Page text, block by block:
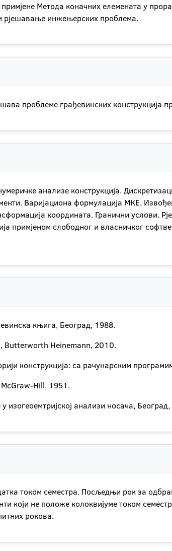
Метода коначних елемената у
рјешавање инжењерских проблема.
проблеме грађевинских конструкција
анализе конструкција.
Варијациона формулација МКЕ.
координата. Гранични услови.
примјеном слободног и власничког
књига, Београд, 1988.
Butterworth Heinemann, 2010.
конструкција: са рачунарским
Hill, 1951.
изогеоемтријској анализи носача,
током семестра. Посљедњи рок за
који не положе колоквијуме током
рокова.